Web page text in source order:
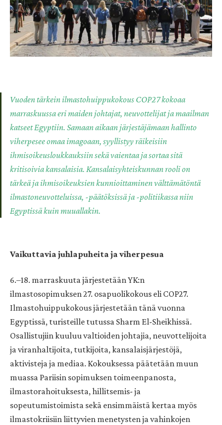
Vuoden tärkein ilmastohuippukokous COP27 kokoaa
marraskuussa eri maiden johtajat, neuvottelijat ja maailman
katseet Egyptiin. Samaan aikaan järjestäjämaan hallinto
viherpesee omaa imagoaan, syyllistyy räikeisiin
ihmisoikeusloukkauksiin sekä vaientaa ja sortaa sitä
kritisoivia kansalaisia. Kansalaisyhteiskunnan rooli on
tärkeä ja ihmisoikeuksien kunnioittaminen välttämätöntä
ilmastoneuvotteluissa, -päätöksissä ja -politiikassa niin
Egyptissä kuin muuallakin.
Vaikuttavia juhlapuheita ja viherpesua
6.–18. marraskuuta järjestetään YK:n
ilmastosopimuksen 27. osapuolikokous eli COP27.
Ilmastohuippukokous järjestetään tänä vuonna
Egyptissä, turisteille tutussa ​​Sharm El-Sheikhissä.
Osallistujiin kuuluu valtioiden johtajia, neuvottelijoita
ja viranhaltijoita, tutkijoita, kansalaisjärjestöjä,
aktivisteja ja mediaa. Kokouksessa päätetään muun
muassa Pariisin sopimuksen toimeenpanosta,
ilmastorahoituksesta, hillitsemis- ja
sopeutumistoimista sekä ensimmäistä kertaa myös
ilmastokriisiin liittyvien menetysten ja vahinkojen